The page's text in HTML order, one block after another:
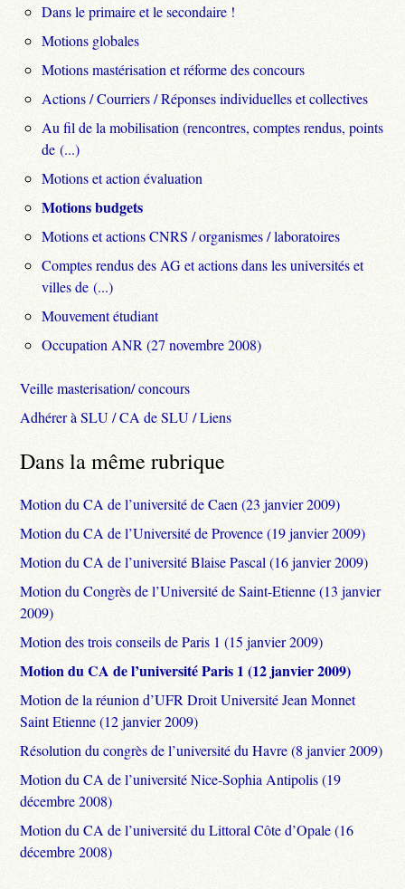
Dans le primaire et le secondaire !
Motions globales
Motions mastérisation et réforme des concours
Actions / Courriers / Réponses individuelles et collectives
Au fil de la mobilisation (rencontres, comptes rendus, points
de (...)
Motions et action évaluation
Motions budgets
Motions et actions CNRS / organismes / laboratoires
Comptes rendus des AG et actions dans les universités et
villes de (...)
Mouvement étudiant
Occupation ANR (27 novembre 2008)
Veille masterisation/ concours
Adhérer à SLU / CA de SLU / Liens
Dans la même rubrique
Motion du CA de l’université de Caen (23 janvier 2009)
Motion du CA de l’Université de Provence (19 janvier 2009)
Motion du CA de l’université Blaise Pascal (16 janvier 2009)
Motion du Congrès de l’Université de Saint-Etienne (13 janvier
2009)
Motion des trois conseils de Paris 1 (15 janvier 2009)
Motion du CA de l’université Paris 1 (12 janvier 2009)
Motion de la réunion d’UFR Droit Université Jean Monnet
Saint Etienne (12 janvier 2009)
Résolution du congrès de l’université du Havre (8 janvier 2009)
Motion du CA de l’université Nice-Sophia Antipolis (19
décembre 2008)
Motion du CA de l’université du Littoral Côte d’Opale (16
décembre 2008)